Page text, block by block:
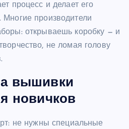
процесс и делает его
производители
открываешь коробку — и
не ломая голову
вышивки
новичков
не нужны специальные